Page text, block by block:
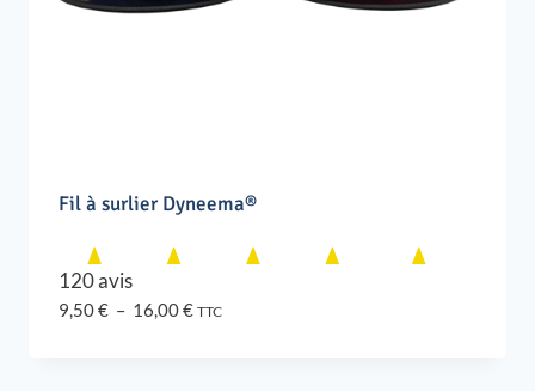
Fil à surlier Dyneema®
120 avis
9,50€ – 16,00€Plage
TTC